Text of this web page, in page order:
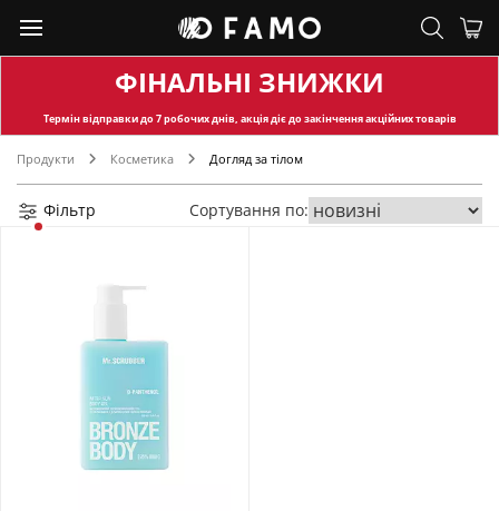
ФІНАЛЬНІ ЗНИЖКИ
Термін відправкидо 7 робочих днів, акція діє до закінчення акційних товарів
Продукти Косметика Догляд за тілом
Фільтр Сортування по: